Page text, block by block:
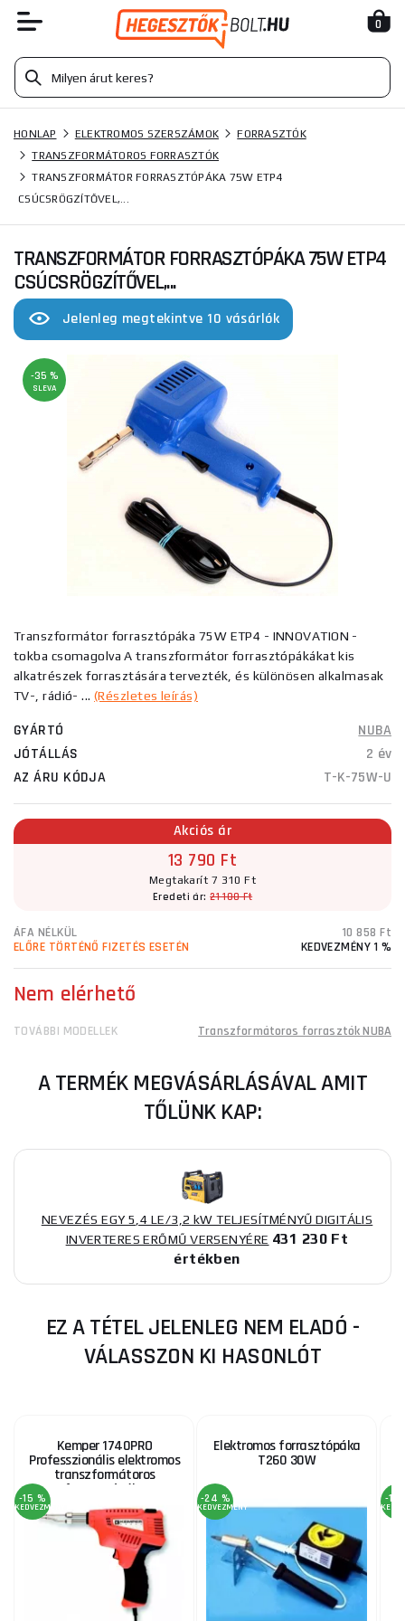
0
HONLAP ELEKTROMOS SZERSZÁMOK
FORRASZTÓK
TRANSZFORMÁTOROS FORRASZTÓK
TRANSZFORMÁTOR FORRASZTÓPÁKA 75W ETP4
CSÚCSRÖGZÍTŐVEL,...
TRANSZFORMÁTOR FORRASZTÓPÁKA 75W ETP4
CSÚCSRÖGZÍTŐVEL,...
Jelenleg megtekintve 10 vásárlók
-35 %
SLEVA
Transzformátor forrasztópáka 75W ETP4 - INNOVATION -
tokba csomagolva A transzformátor forrasztópákákat kis
alkatrészek forrasztására tervezték, és különösen alkalmasak
TV-, rádió- ...(Részletes leírás)
GYÁRTÓ
NUBA
JÓTÁLLÁS
2 év
AZ ÁRU KÓDJA
T-K-75W-U
Akciós ár
13 790 Ft
Megtakarít 7 310 Ft
Eredeti ár:21 100 Ft
ÁFA NÉLKÜL
10 858 Ft
ELŐRE TÖRTÉNŐ FIZETÉS ESETÉN
KEDVEZMÉNY 1 %
Nem elérhető
TOVÁBBI MODELLEK Transzformátoros forrasztók NUBA
A TERMÉK MEGVÁSÁRLÁSÁVAL AMIT
TŐLÜNK KAP:
NEVEZÉS EGY 5,4 LE/3,2 kW TELJESÍTMÉNYŰ DIGITÁLIS
INVERTERES ERŐMŰ VERSENYÉRE 431 230 Ft
értékben
EZ A TÉTEL JELENLEG NEM ELADÓ -
VÁLASSZON KI HASONLÓT
Kemper 1740PRO
Professzionális elektromos
transzformátoros
forrasztópáka
teljesítményszabályozóval
-15 %
KEDVEZMÉNY
Elektromos forrasztópáka
T260 30W
-24 %
KEDVEZMÉNY
-15